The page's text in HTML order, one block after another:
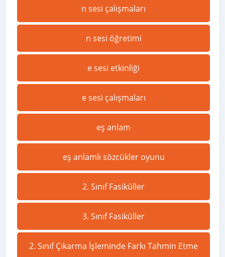
n sesi çalışmaları
n sesi öğretimi
e sesi etkinliği
e sesi çalışmaları
eş anlam
eş anlamlı sözcükler oyunu
2. Sınıf Fasiküller
3. Sınıf Fasiküller
2. Sınıf Çıkarma İşleminde Farkı Tahmin Etme